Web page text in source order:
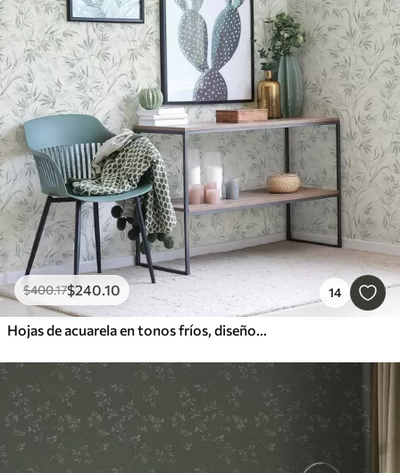
$400.17$240.10 14
Hojas de acuarela en tonos fríos, diseño minimalista